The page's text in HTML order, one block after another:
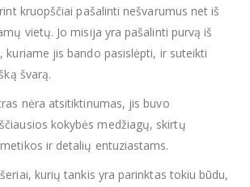
kruopščiai pašalinti nešvarumus net iš
vietų. Jo misija yra pašalinti purvą iš
kuriame jis bando pasislėpti, ir suteikti
švarą.
nėra atsitiktinumas, jis buvo
kokybės medžiagų, skirtų
ir detalių entuziastams.
kurių tankis yra parinktas tokiu būdu,